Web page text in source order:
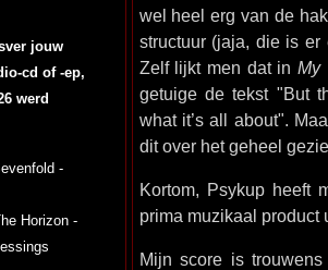
jouw
cd of -ep,
werd
-
Horizon -
wel heel erg van de
structuur (jaja, die is er
Zelf lijkt men dat in My
getuige de tekst "But
what it’s all about".
dit over het geheel
Kortom, Psykup heeft
prima muzikaal product
Mijn score is